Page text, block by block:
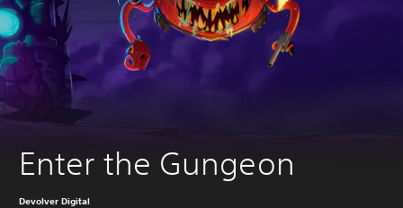
Enter the Gungeon
Devolver Digital